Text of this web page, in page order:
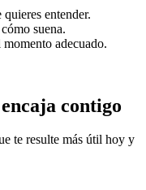
entender.
suena.
adecuado.
encaja contigo
te resulte más útil hoy y